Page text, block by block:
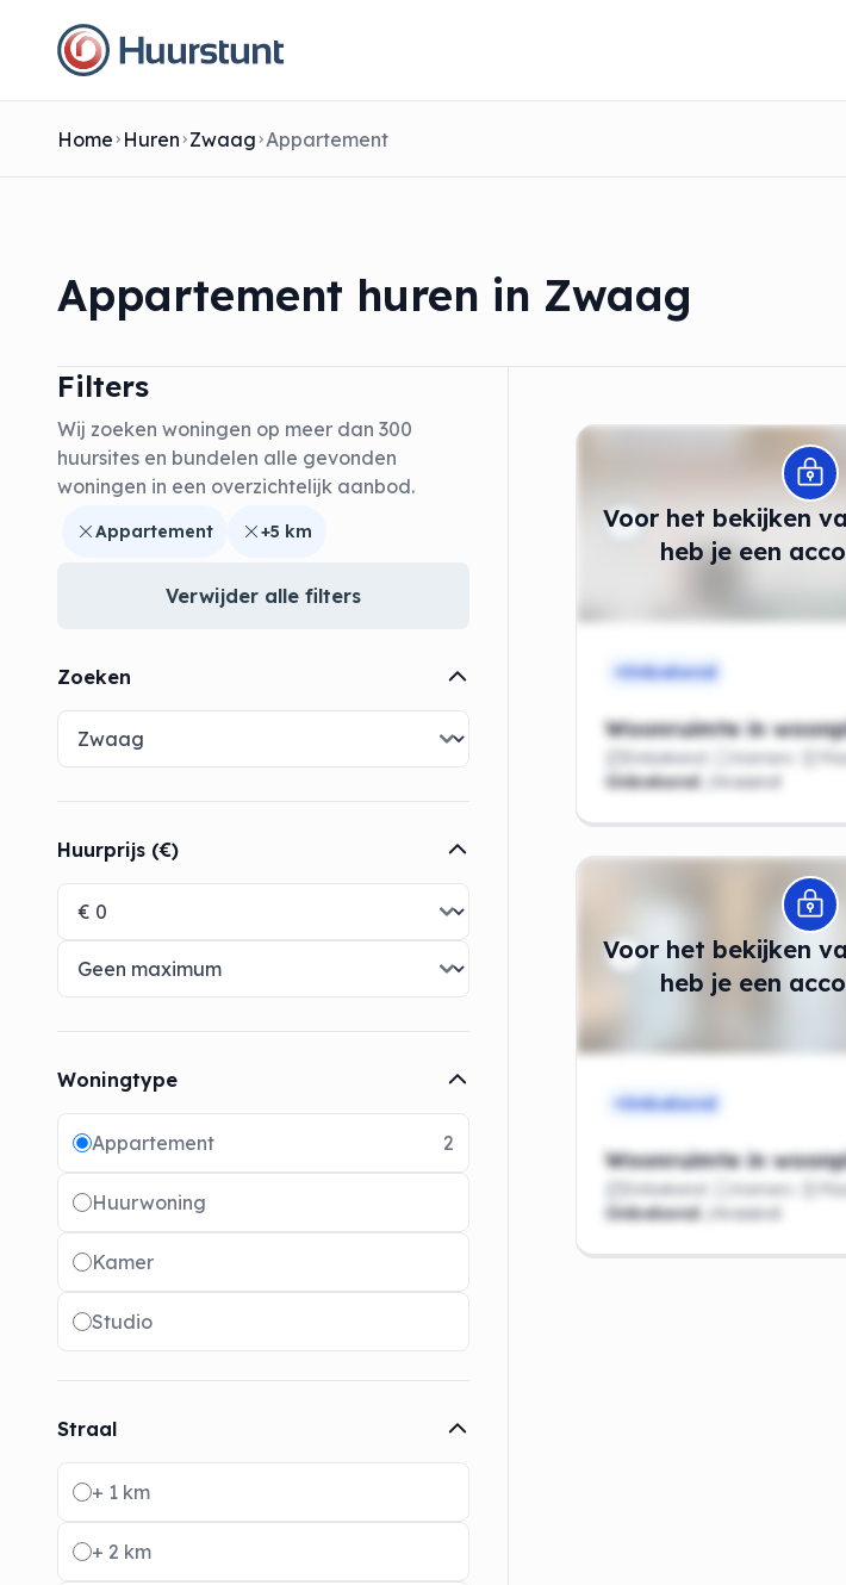
Home Huren Zwaag Appartement
Appartement huren in Zwaag
Filters
Wij zoeken woningen op meer dan 300
huursites en bundelen alle gevonden
woningen in een overzichtelijk aanbod.
Appartement +5 km
Verwijder alle filters
Zoeken
Huurprijs (€)
Woningtype
Radio buttons
Appartement 2
Huurwoning
Kamer
Studio
Straal
Radio buttons
+ 1 km
+ 2 km
Voor het bekijken
heb je een
Onbekend
Woonruimte in
Onbekend Kamers
Onbekend
/maand
Voor het bekijken
heb je een
Onbekend
Woonruimte in
Onbekend Kamers
Onbekend
/maand